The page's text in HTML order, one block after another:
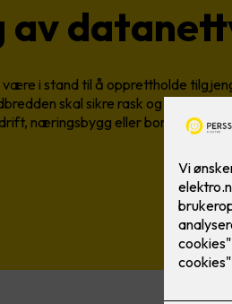
av
i stand til å opprettholde
skal sikre rask og effektiv
næringsbygg eller borettslag har